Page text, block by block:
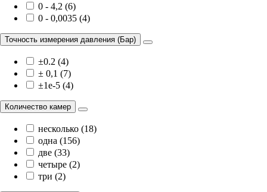
0 - 4,2 (6)
0 - 0,0035 (4)
Точность измерения давления (Бар)
±0.2 (4)
± 0,1 (7)
±1e-5 (4)
Количество камер
несколько (18)
одна (156)
две (33)
четыре (2)
три (2)